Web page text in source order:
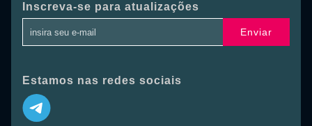
Inscreva-se para atualizações
Enviar
Estamos nas redes sociais